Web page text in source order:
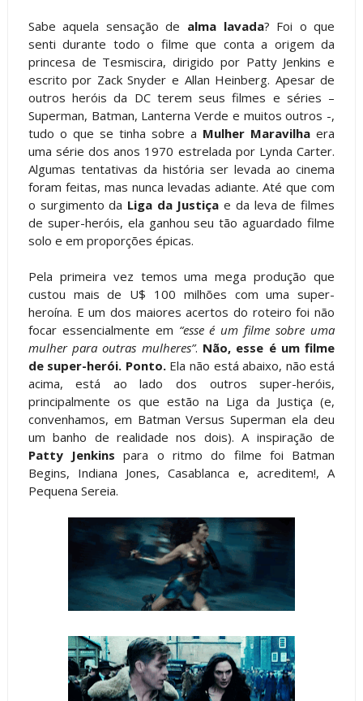
Sabe aquela sensação de alma lavada? Foi o que
senti durante todo o filme que conta a origem da
princesa de Tesmiscira, dirigido por Patty Jenkins e
escrito por Zack Snyder e Allan Heinberg. Apesar de
outros heróis da DC terem seus filmes e séries –
Superman, Batman, Lanterna Verde e muitos outros -,
tudo o que se tinha sobre a Mulher Maravilha era
uma série dos anos 1970 estrelada por Lynda Carter.
Algumas tentativas da história ser levada ao cinema
foram feitas, mas nunca levadas adiante. Até que com
o surgimento da Liga da Justiça e da leva de filmes
de super-heróis, ela ganhou seu tão aguardado filme
solo e em proporções épicas.
Pela primeira vez temos uma mega produção que
custou mais de U$ 100 milhões com uma super-
heroína. E um dos maiores acertos do roteiro foi não
focar essencialmente em “esse é um filme sobre uma
mulher para outras mulheres”. Não, esse é um filme
de super-herói. Ponto.Ela não está abaixo, não está
acima, está ao lado dos outros super-heróis,
principalmente os que estão na Liga da Justiça (e,
convenhamos, em Batman Versus Superman ela deu
um banho de realidade nos dois). A inspiração de
Patty Jenkins para o ritmo do filme foi Batman
Begins, Indiana Jones, Casablanca e, acreditem!, A
Pequena Sereia.